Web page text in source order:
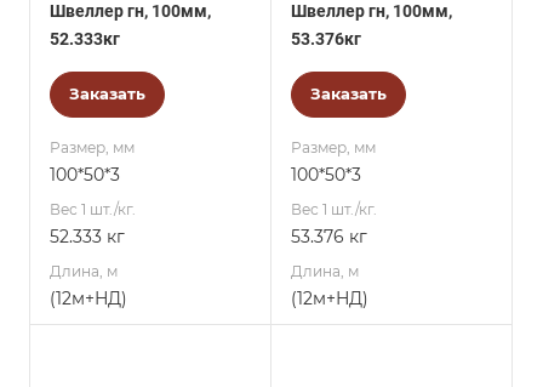
Швеллер гн, 100мм,
52.333кг
Заказать
Размер, мм
100*50*3
Вес 1 шт./кг.
52.333 кг
Длина, м
(12м+НД)
Швеллер гн, 100мм,
53.376кг
Заказать
Размер, мм
100*50*3
Вес 1 шт./кг.
53.376 кг
Длина, м
(12м+НД)